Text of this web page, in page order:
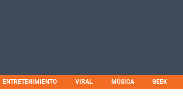
ENTRETENIMIENTO VIRAL MÚSICA GEEK